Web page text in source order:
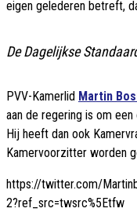
eigen gelederen betreft,
De Dagelijkse
PVV-Kamerlid Martin
aan de regering is om
Hij heeft dan ook
Kamervoorzitter worden
https://twitter.com/
2?ref_src=twsrc%5Etfw